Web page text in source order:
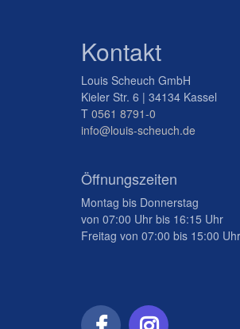
Kontakt
Louis Scheuch GmbH
Kieler Str. 6 | 34134 Kassel
T 0561 8791-0
info@louis-scheuch.de
Öffnungszeiten
Montag bis Donnerstag
von 07:00 Uhr bis 16:15 Uhr
Freitag von 07:00 bis 15:00 Uhr